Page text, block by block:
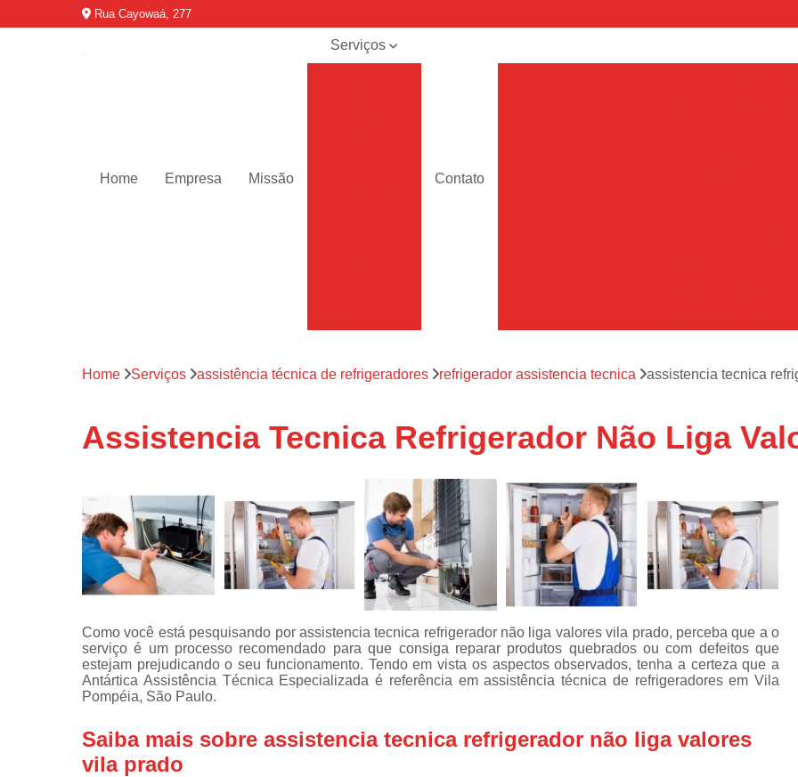
Rua Cayowaá, 277
Home Empresa Missão
Serviços
refrigeradores
técnica de
técnicas de
fogão
Assistências
técnicas de
microondas
Conserto de
máquinas de
lavar
Consertos de
adega
Consertos de
geladeiras
expositoras
fogões
Contato
Assistencia Tecnica
Assistencia Tecnica Ar
Assistencia Tecnica
Assistencia Tecnica de
Assistencia Tecnica
Assistencia Tecnica para Ar Condicionado
Assistencia Tecnica Geladeira
Assistencia Tecnica Resfriar Geladeira
Geladeira Electrolux Assistencia
Home Serviços assistência técnica de refrigeradores refrigerador assistencia tecnica assistencia tecnica
Assistencia Tecnica Refrigerador Não Liga
Como você está pesquisando por assistencia tecnica refrigerador não liga valores vila prado, perceba que a o
serviço é um processo recomendado para que consiga reparar produtos quebrados ou com defeitos que
estejam prejudicando o seu funcionamento. Tendo em vista os aspectos observados, tenha a certeza que a
Antártica Assistência Técnica Especializada é referência em assistência técnica de refrigeradores em Vila
Pompéia, São Paulo.
Saiba mais sobre assistencia tecnica refrigerador não liga valores
vila prado